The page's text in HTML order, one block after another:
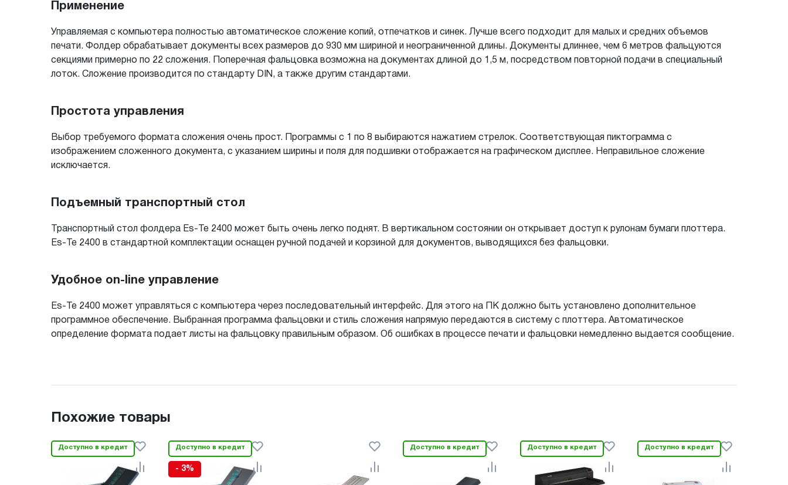
Применение
Управляемая с компьютера полностью автоматическое сложение копий, отпечатков и синек. Лучше всего подходит для малых и средних объемов
печати. Фолдер обрабатывает документы всех размеров до 930 мм шириной и неограниченной длины. Документы длиннее, чем 6 метров фальцуются
секциями примерно по 22 сложения. Поперечная фальцовка возможна на документах длиной до 1,5 м, посредством повторной подачи в специальный
лоток. Сложение производится по стандарту DIN, а также другим стандартами.
Простота управления
Выбор требуемого формата сложения очень прост. Программы с 1 по 8 выбираются нажатием стрелок. Соответствующая пиктограмма с
изображением сложенного документа, с указанием ширины и поля для подшивки отображается на графическом дисплее. Неправильное сложение
исключается.
Подъемный транспортный стол
Транспортный стол фолдера Es-Te 2400 может быть очень легко поднят. В вертикальном состоянии он открывает доступ к рулонам бумаги плоттера.
Es-Te 2400 в стандартной комплектации оснащен ручной подачей и корзиной для документов, выводящихся без фальцовки.
Удобное on-line управление
Es-Te 2400 может управляться с компьютера через последовательный интерфейс. Для этого на ПК должно быть установлено дополнительное
программное обеспечение. Выбранная программа фальцовки и стиль сложения напрямую передаются в систему с плоттера. Автоматическое
определение формата подает листы на фальцовку правильным образом. Об ошибках в процессе печати и фальцовки немедленно выдается сообщение.
Похожие товары
Доступно в кредит Доступно в кредит
- 3%
Доступно в кредит Доступно в кредит Доступно в кредит